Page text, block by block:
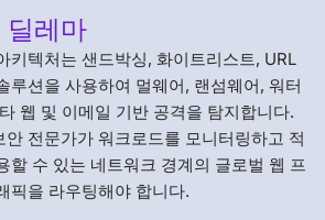
딜레마
키텍처는 샌드박싱, 화이트리스트, URL
루션을 사용하여 멀웨어, 랜섬웨어, 워터
웹 및 이메일 기반 공격을 탐지합니다.
전문가가 워크로드를 모니터링하고 적
할 수 있는 네트워크 경계의 글로벌 웹 프
픽을 라우팅해야 합니다.